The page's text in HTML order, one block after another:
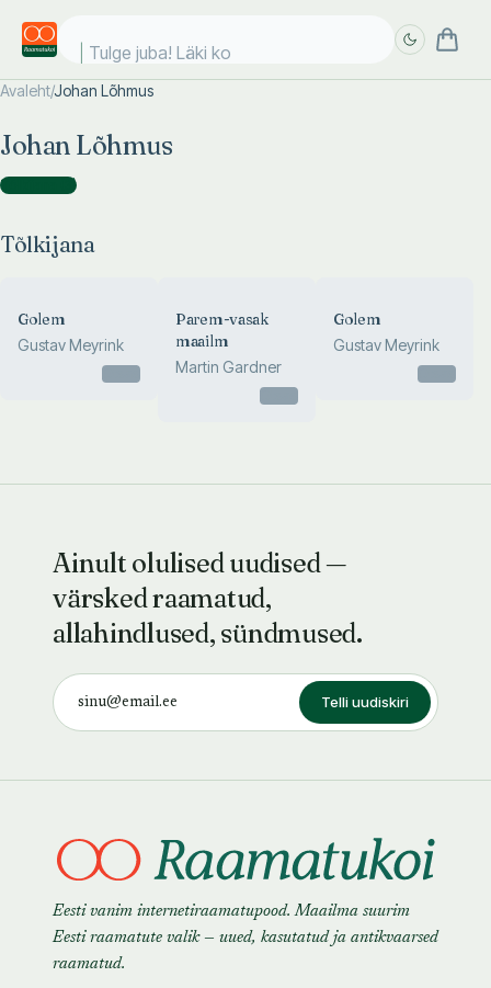
Tulge juba! Läki koo
Avaleht/Johan Lõhmus
Johan Lõhmus
Tõlkijana )
Tõlkijana
Golem
Gustav Meyrink
Parem-vasak
maailm
Martin Gardner
Golem
Gustav Meyrink
Ainult olulised uudised —
värsked raamatud,
allahindlused, sündmused.
Telli uudiskiri
Eesti vanim internetiraamatupood. Maailma suurim
Eesti raamatute valik — uued, kasutatud ja antikvaarsed
raamatud.